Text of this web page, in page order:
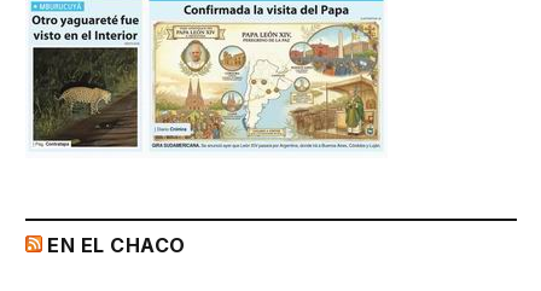
EN EL CHACO